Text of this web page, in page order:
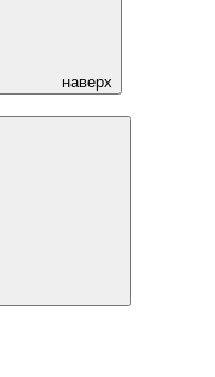
наверх